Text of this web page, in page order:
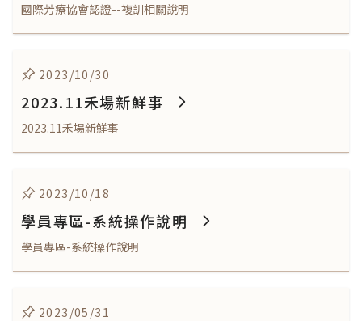
國際芳療協會認證--複訓相關說明
2023/10/30
2023.11禾場新鮮事
2023.11禾場新鮮事
2023/10/18
學員專區-系統操作說明
學員專區-系統操作說明
2023/05/31